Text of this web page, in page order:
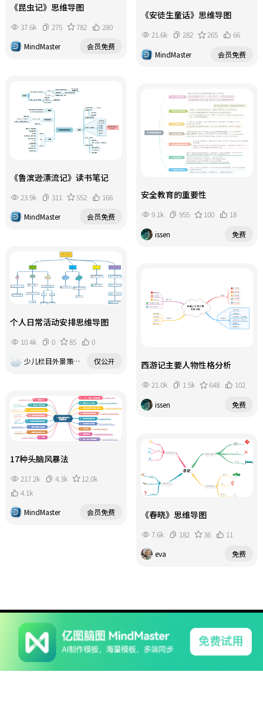
《昆虫记》思维导图
37.6k 275 782
280
MindMaster
会员免费
《安徒生童话》思维导图
21.6k 282 265
66
MindMaster
会员免费
《鲁滨逊漂流记》读书笔记
23.9k 311 552
166
MindMaster
会员免费
安全教育的重要性
9.1k 955 100
18
issen
免费
个人日常活动安排思维导图
10.4k 0 85
0
少儿栏目外景策划波波老师
仅公开 西游记主要人物性格分析
21.0k 1.5k 648
102
issen
免费
17种头脑风暴法
217.2k 4.3k
12.0k
4.1k
MindMaster
会员免费 《春晓》思维导图
7.6k 182 36
11
eva
免费